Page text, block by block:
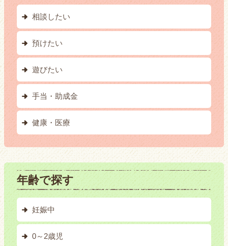
相談したい
預けたい
遊びたい
手当・助成金
健康・医療
年齢で探す
妊娠中
0～2歳児